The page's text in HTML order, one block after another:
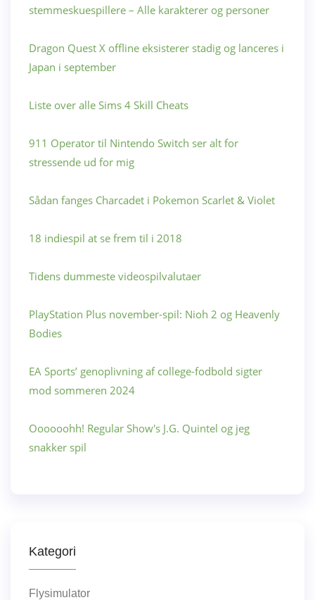
stemmeskuespillere – Alle karakterer og personer
Dragon Quest X offline eksisterer stadig og lanceres i
Japan i september
Liste over alle Sims 4 Skill Cheats
911 Operator til Nintendo Switch ser alt for
stressende ud for mig
Sådan fanges Charcadet i Pokemon Scarlet & Violet
18 indiespil at se frem til i 2018
Tidens dummeste videospilvalutaer
PlayStation Plus november-spil: Nioh 2 og Heavenly
Bodies
EA Sports’ genoplivning af college-fodbold sigter
mod sommeren 2024
Oooooohh! Regular Show's J.G. Quintel og jeg
snakker spil
Kategori
Flysimulator